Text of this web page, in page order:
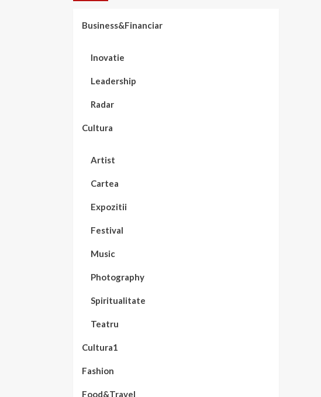
Business&Financiar
Inovatie
Leadership
Radar
Cultura
Artist
Cartea
Expozitii
Festival
Music
Photography
Spiritualitate
Teatru
Cultura1
Fashion
Food&Travel